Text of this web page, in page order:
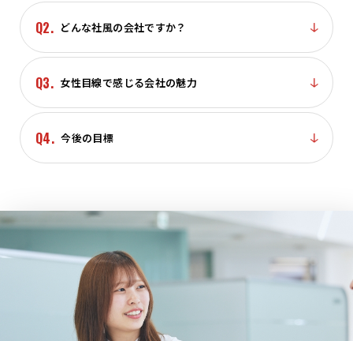
Q2. どんな社風の会社ですか？
Q3. 女性目線で感じる会社の魅力
Q4. 今後の目標